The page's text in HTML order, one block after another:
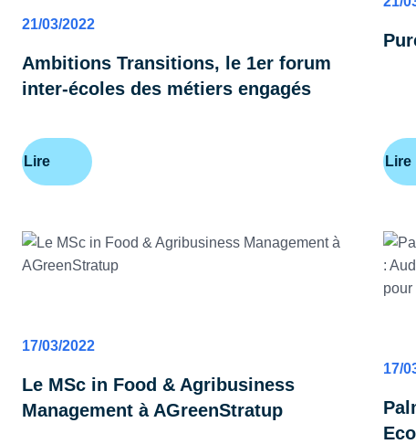
21/03/2022
Ambitions Transitions, le 1er forum
inter-écoles des métiers engagés
Lire Lire
17/03/2022
Le MSc in Food & Agribusiness
Management à AGreenStratup
17/